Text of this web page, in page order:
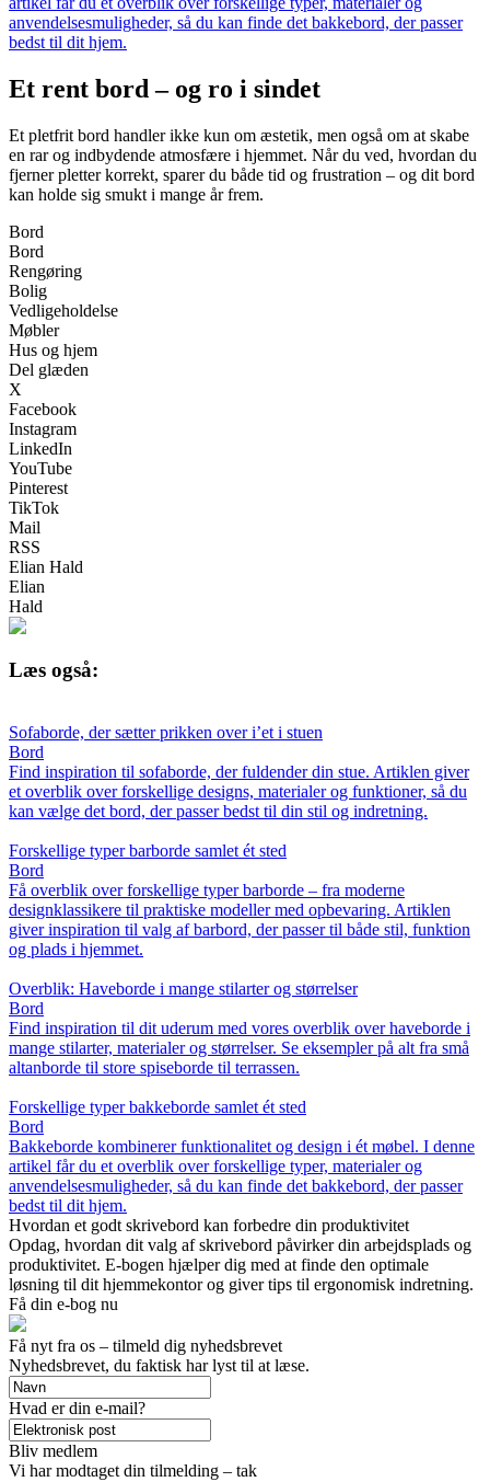
anvendelsesmuligheder, så du kan finde det bakkebord, der passer
bedst til dit hjem.
Et rent bord – og ro i sindet
Et pletfrit bord handler ikke kun om æstetik, men også om at skabe
en rar og indbydende atmosfære i hjemmet. Når du ved, hvordan du
fjerner pletter korrekt, sparer du både tid og frustration – og dit bord
kan holde sig smukt i mange år frem.
Bord
Bord
Rengøring
Bolig
Vedligeholdelse
Møbler
Hus og hjem
Del glæden
X
Facebook
Instagram
LinkedIn
YouTube
Pinterest
TikTok
Mail
RSS
Elian Hald
Elian
Hald
Læs også:
Sofaborde, der sætter prikken over i’et i stuen
Bord
Find inspiration til sofaborde, der fuldender din stue. Artiklen giver
et overblik over forskellige designs, materialer og funktioner, så du
kan vælge det bord, der passer bedst til din stil og indretning.
Forskellige typer barborde samlet ét sted
Bord
Få overblik over forskellige typer barborde – fra moderne
designklassikere til praktiske modeller med opbevaring. Artiklen
giver inspiration til valg af barbord, der passer til både stil, funktion
og plads i hjemmet.
Overblik: Haveborde i mange stilarter og størrelser
Bord
Find inspiration til dit uderum med vores overblik over haveborde i
mange stilarter, materialer og størrelser. Se eksempler på alt fra små
altanborde til store spiseborde til terrassen.
Forskellige typer bakkeborde samlet ét sted
Bord
Bakkeborde kombinerer funktionalitet og design i ét møbel. I denne
artikel får du et overblik over forskellige typer, materialer og
anvendelsesmuligheder, så du kan finde det bakkebord, der passer
bedst til dit hjem.
Hvordan et godt skrivebord kan forbedre din produktivitet
Opdag, hvordan dit valg af skrivebord påvirker din arbejdsplads og
produktivitet. E-bogen hjælper dig med at finde den optimale
løsning til dit hjemmekontor og giver tips til ergonomisk indretning.
Få din e-bog nu
Få nyt fra os – tilmeld dig nyhedsbrevet
Nyhedsbrevet, du faktisk har lyst til at læse.
Hvad er din e-mail?
Bliv medlem
Vi har modtaget din tilmelding – tak